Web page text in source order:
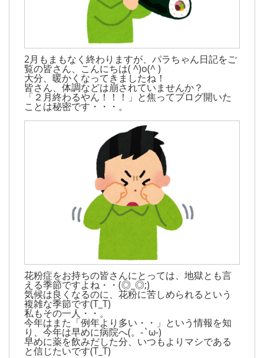
2月もまもなく終わりますが、パラちゃん日記をご
覧の皆さん、こんにちは( ^)o(^ )
大分、暖かくなってきましたね！
皆さん、体調などは崩されていませんか？
「２月終わるやん！！！」と焦ってブログ開いた
ことは秘密です・・・。
花粉症をお持ちの皆さんにとっては、地獄とも言
える季節ですよね・・(◎_◎;)
気候は良くなるのに、花粉に苦しめられるという
複雑な季節です(T_T)
私もその一人・・。
今年はまた「例年より多い・・」という情報を知
り、今年は早めに病院へ(。-`ω-)
早めに薬を飲みだした分、いつもよりマシである
と信じたいです(T_T)